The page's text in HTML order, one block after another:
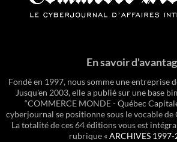
En savoir
Fondé en 1997, nous somme une entreprise
Jusqu'en 2003, elle a publié sur une base
“COMMERCE MONDE - Québec
cyberjournal se positionne sous le vocable
La totalité de ces 64 éditions vous est
rubrique «ARCHIVES 1997-